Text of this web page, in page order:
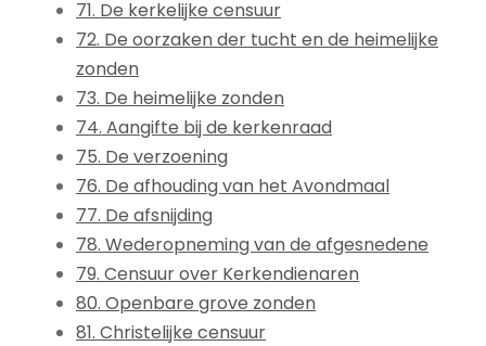
71. De kerkelijke censuur
72. De oorzaken der tucht en de heimelijke
zonden
73. De heimelijke zonden
74. Aangifte bij de kerkenraad
75. De verzoening
76. De afhouding van het Avondmaal
77. De afsnijding
78. Wederopneming van de afgesnedene
79. Censuur over Kerkendienaren
80. Openbare grove zonden
81. Christelijke censuur